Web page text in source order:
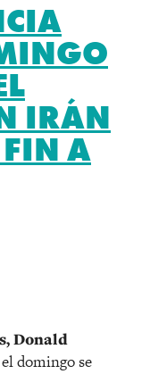
IRÁN
A
Donald
domingo se